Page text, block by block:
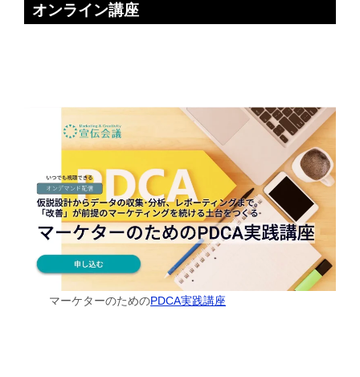
オンライン講座
マーケターのためのPDCA実践講座